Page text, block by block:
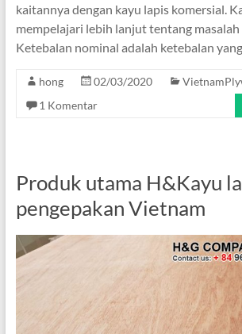
kaitannya dengan kayu lapis komersial.
mempelajari lebih lanjut tentang
Ketebalan nominal adalah ketebalan
hong 02/03/2020
1 Komentar
Produk utama H&Kayu
pengepakan Vietnam